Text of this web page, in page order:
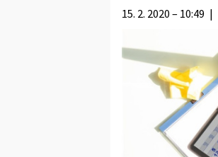
15. 2. 2020 – 10:49 |